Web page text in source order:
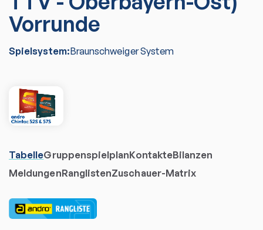
Vorrunde
Spielsystem:Braunschweiger System
TabelleGruppenspielplanKontakteBilanzen
MeldungenRanglistenZuschauer-Matrix